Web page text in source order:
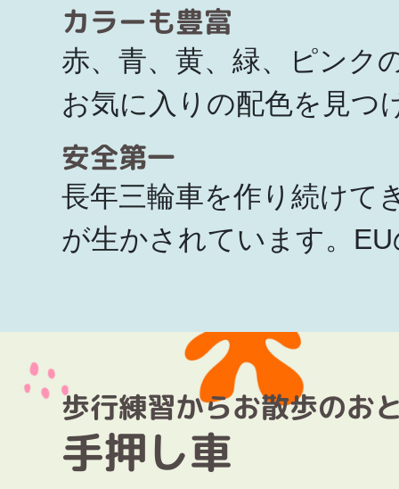
カラーも豊富
赤、青、黄、緑、ピンク
お気に入りの配色を見つ
安全第一
長年三輪車を作り続けて
が生かされています。
歩行練習からお散歩のお
手押し車